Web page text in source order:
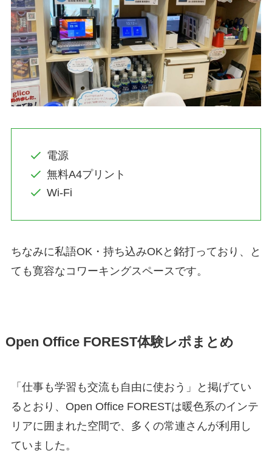
電源
無料A4プリント
Wi-Fi
ちなみに私語OK・持ち込みOKと銘打っており、と
ても寛容なコワーキングスペースです。
Open Office FOREST体験レポまとめ
「仕事も学習も交流も自由に使おう」と掲げてい
るとおり、Open Office FORESTは暖色系のインテ
リアに囲まれた空間で、多くの常連さんが利用し
ていました。